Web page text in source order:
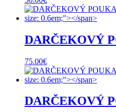
DARČEKOVÝ
75.00€
DARČEKOVÝ